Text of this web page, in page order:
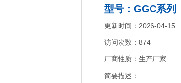
型号：GGC系列
更新时间：2026-04-15
访问次数：874
厂商性质：生产厂家
简要描述：